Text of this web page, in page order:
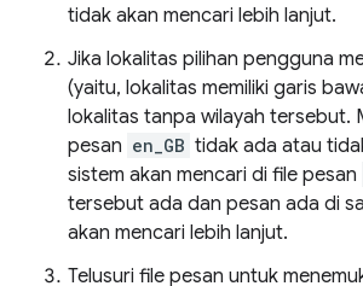
tidak akan mencari lebih lanjut.
Jika lokalitas pilihan pengguna
(yaitu, lokalitas memiliki garis
lokalitas tanpa wilayah tersebut.
pesan en_GB tidak ada atau
sistem akan mencari di file pesan
tersebut ada dan pesan ada di
akan mencari lebih lanjut.
Telusuri file pesan untuk